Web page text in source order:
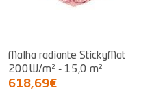
Malha radiante StickyMat
200W/m² - 15,0 m²
618,69€